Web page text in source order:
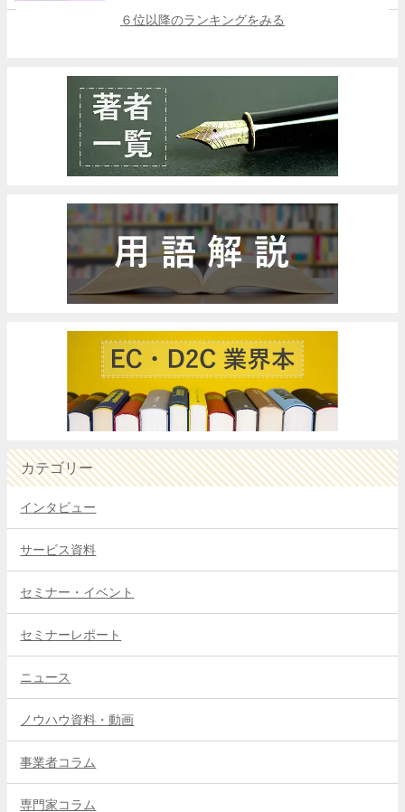
６位以降のランキングをみる
カテゴリー
インタビュー
サービス資料
セミナー・イベント
セミナーレポート
ニュース
ノウハウ資料・動画
事業者コラム
専門家コラム